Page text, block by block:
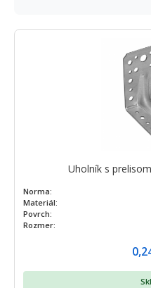
Uholník s
Norma:
Materiál:
Povrch:
Rozmer: